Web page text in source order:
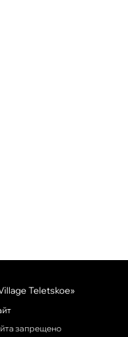
Teletskoe»
запрещено